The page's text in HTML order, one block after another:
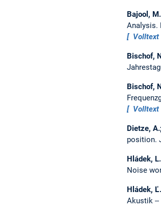
Bajool,
Analysis.
Volltext
Bischof,
Bischof,
Volltext
Dietze,
position.
Hládek,
Noise
Hládek,
Akustik --